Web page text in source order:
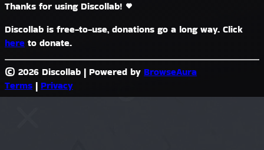
Thanks for using Discollab!
Discollab is free-to-use, donations go a long way. Click
here to donate.
© 2026 Discollab | Powered by BrowseAura
Terms | Privacy